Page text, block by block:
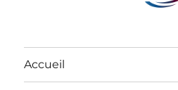
Accueil